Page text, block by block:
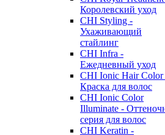
Королевский уход
CHI Styling -
Ухаживающий
стайлинг
CHI Infra -
Ежедневный уход
CHI Ionic Hair Color
Краска для волос
CHI Ionic Color
Illuminate -
серия для волос
CHI Keratin -